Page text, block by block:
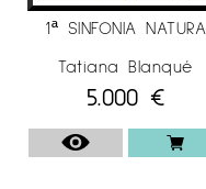
1ª SINFONIA NATURA
Tatiana Blanqué
5.000 €